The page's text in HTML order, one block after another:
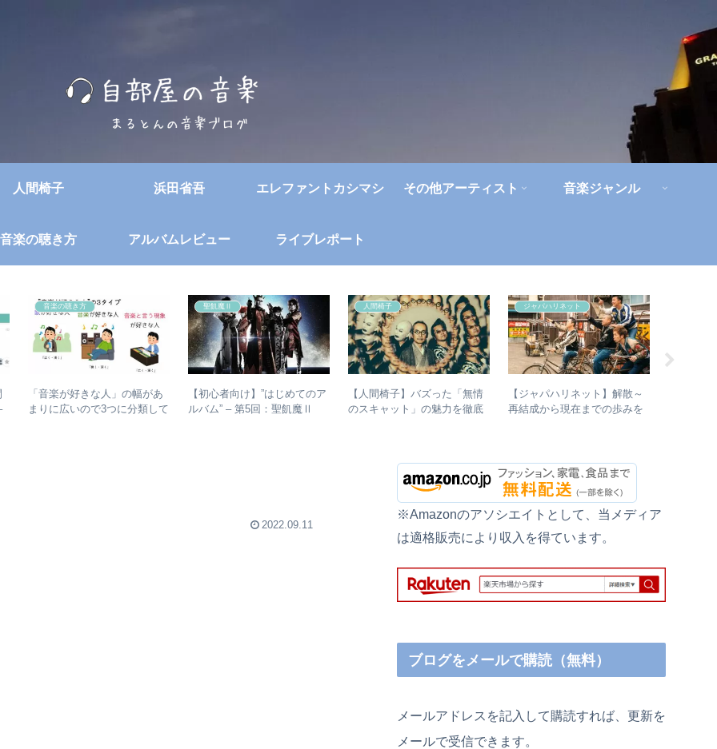
人間椅子 浜田省吾 エレファントカシマシ その他アーティスト 音楽ジャンル
音楽の聴き方 アルバムレビュー ライブレポート
音楽の聴き方
「音楽が好きな人」の幅があ
まりに広いので3つに分類して
聖飢魔Ⅱ
【初心者向け】”はじめてのア
ルバム” – 第5回：聖飢魔Ⅱ
人間椅子
【人間椅子】バズった「無情
のスキャット」の魅力を徹底
ジャパハリネット
【ジャパハリネット】解散～
再結成から現在までの歩みを
2022.09.11
※Amazonのアソシエイトとして、当メディア
は適格販売により収入を得ています。
ブログをメールで購読（無料）
メールアドレスを記入して購読すれば、更新を
メールで受信できます。